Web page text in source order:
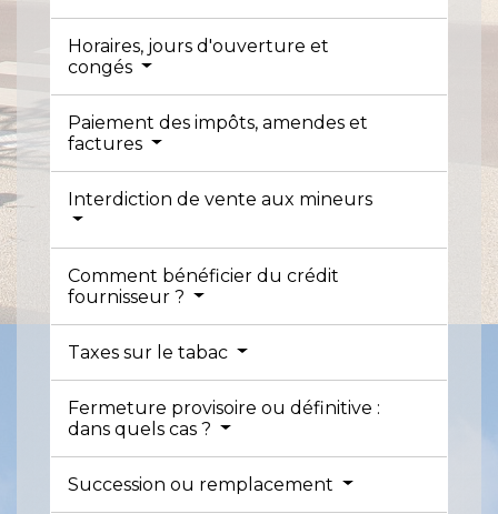
Horaires, jours d'ouverture et
congés
Paiement des impôts, amendes et
factures
Interdiction de vente aux mineurs
Comment bénéficier du crédit
fournisseur ?
Taxes sur le tabac
Fermeture provisoire ou définitive :
dans quels cas ?
Succession ou remplacement